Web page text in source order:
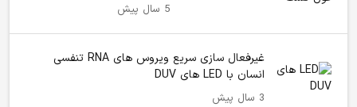
5 سال پیش
غیرفعال سازی سریع ویروس های RNA تنفسی
انسان با LED های DUV
3 سال پیش